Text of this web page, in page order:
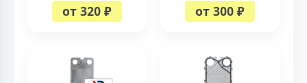
от 320 ₽ от 300 ₽